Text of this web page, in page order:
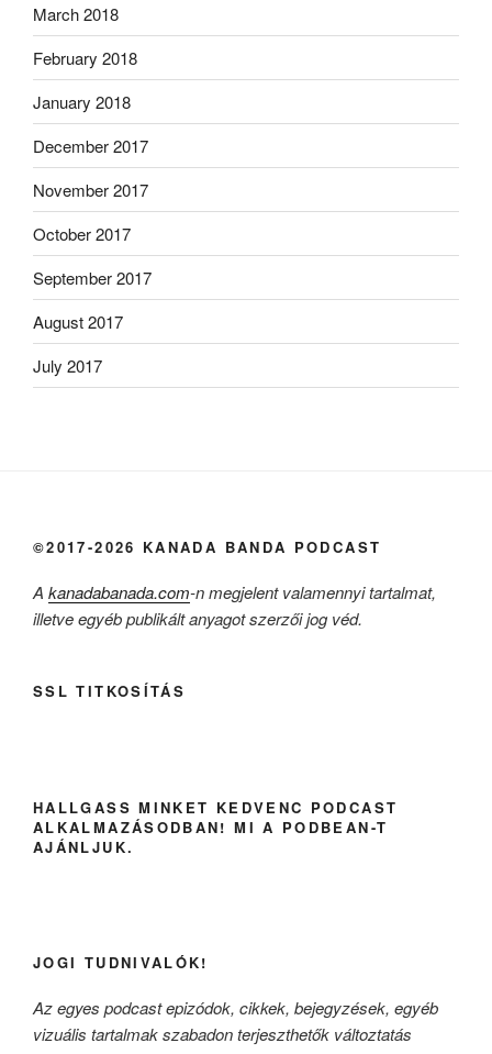
March 2018
February 2018
January 2018
December 2017
November 2017
October 2017
September 2017
August 2017
July 2017
©2017-2026 KANADA BANDA PODCAST
A kanadabanada.com-n megjelent valamennyi tartalmat,
illetve egyéb publikált anyagot szerzői jog véd.
SSL TITKOSÍTÁS
HALLGASS MINKET KEDVENC PODCAST
ALKALMAZÁSODBAN! MI A PODBEAN-T
AJÁNLJUK.
JOGI TUDNIVALÓK!
Az egyes podcast epizódok, cikkek, bejegyzések, egyéb
vizuális tartalmak szabadon terjeszthetők változtatás